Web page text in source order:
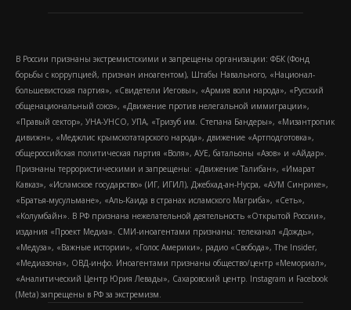
В России признаны экстремистскими и запрещены организации: ФБК (Фонд
борьбы с коррупцией, признан иноагентом), Штабы Навального, «Национал-
большевистская партия», «Свидетели Иеговы», «Армия воли народа», «Русский
общенациональный союз», «Движение против нелегальной иммиграции»,
«Правый сектор», УНА-УНСО, УПА, «Тризуб им. Степана Бандеры», «Мизантропик
дивижн», «Меджлис крымскотатарского народа», движение «Артподготовка»,
общероссийская политическая партия «Воля», АУЕ, батальоны «Азов» и «Айдар».
Признаны террористическими и запрещены: «Движение Талибан», «Имарат
Кавказ», «Исламское государство» (ИГ, ИГИЛ), Джебхад-ан-Нусра, «АУМ Синрике»,
«Братья-мусульмане», «Аль-Каида в странах исламского Магриба», «Сеть»,
«Колумбайн». В РФ признана нежелательной деятельность «Открытой России»,
издания «Проект Медиа». СМИ-иноагентами признаны: телеканал «Дождь»,
«Медуза», «Важные истории», «Голос Америки», радио «Свобода», The Insider,
«Медиазона», ОВД-инфо. Иноагентами признаны общество/центр «Мемориал»,
«Аналитический Центр Юрия Левады», Сахаровский центр. Instagram и Facebook
(Metа) запрещены в РФ за экстремизм.